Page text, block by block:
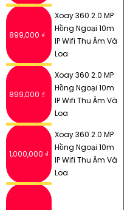
899,000 ₫
Xoay 360 2.0 MP
Hồng Ngoại 10m
IP Wifi Thu Âm Và
Loa
899,000 ₫
Xoay 360 2.0 MP
Hồng Ngoại 10m
IP Wifi Thu Âm Và
Loa
1,000,000 ₫
Xoay 360 2.0 MP
Hồng Ngoại 10m
IP Wifi Thu Âm Và
Loa